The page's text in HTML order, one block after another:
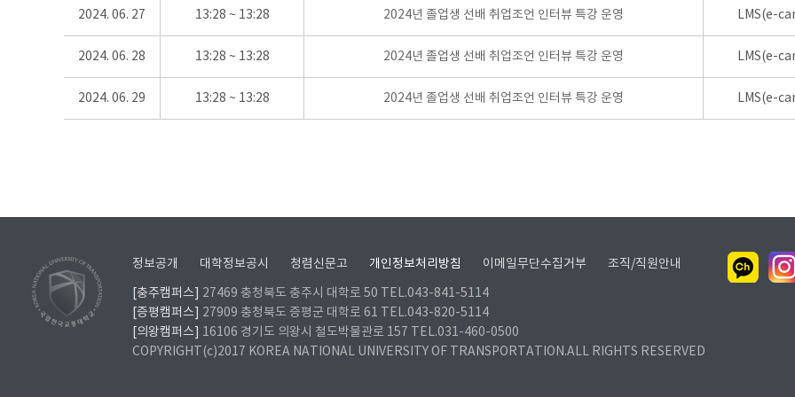
2024. 06. 27 13:28 ~ 13:28 2024년 졸업생 선배 취업조언 인터뷰 특강 운영 LMS(e-
2024. 06. 28 13:28 ~ 13:28 2024년 졸업생 선배 취업조언 인터뷰 특강 운영 LMS(e-
2024. 06. 29 13:28 ~ 13:28 2024년 졸업생 선배 취업조언 인터뷰 특강 운영 LMS(e-
정보공개 대학정보공시 청렴신문고 개인정보처리방침 이메일무단수집거부 조직/직원안내
[충주캠퍼스]
27469 충청북도 충주시 대학로 50 TEL.043-841-5114
[증평캠퍼스]
27909 충청북도 증평군 대학로 61 TEL.043-820-5114
[의왕캠퍼스]
16106 경기도 의왕시 철도박물관로 157 TEL.031-460-0500
COPYRIGHT(c)2017 KOREA NATIONAL UNIVERSITY OF TRANSPORTATION.ALL RIGHTS RESERVED